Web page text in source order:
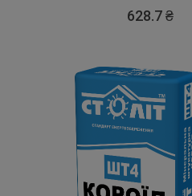
628.7 ₴